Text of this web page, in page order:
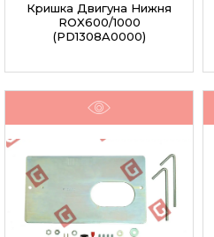
Кришка Двигуна Нижня
ROX600/1000
(PD1308A0000)